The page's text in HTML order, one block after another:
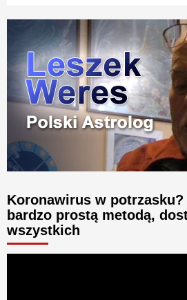
Koronawirus w
bardzo prostą metodą,
wszystkich